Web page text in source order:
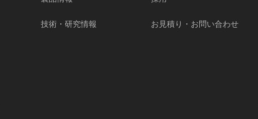
技術・研究情報 お見積り・お問い合わせ